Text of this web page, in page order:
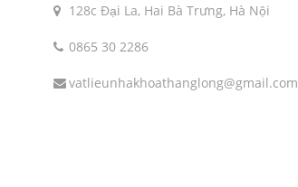
128c Đại La, Hai Bà Trưng, Hà Nội
0865 30 2286
vatlieunhakhoathanglong@gmail.com